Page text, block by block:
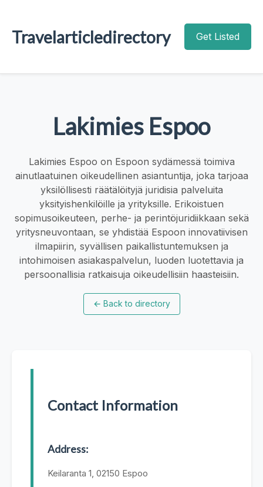
Travelarticledirectory Get Listed
Lakimies Espoo
Lakimies Espoo on Espoon sydämessä toimiva
ainutlaatuinen oikeudellinen asiantuntija, joka tarjoaa
yksilöllisesti räätälöityjä juridisia palveluita
yksityishenkilöille ja yrityksille. Erikoistuen
sopimusoikeuteen, perhe- ja perintöjuridiikkaan sekä
yritysneuvontaan, se yhdistää Espoon innovatiivisen
ilmapiirin, syvällisen paikallistuntemuksen ja
intohimoisen asiakaspalvelun, luoden luotettavia ja
persoonallisia ratkaisuja oikeudellisiin haasteisiin.
← Back to directory
Contact Information
Address:
Keilaranta 1, 02150 Espoo